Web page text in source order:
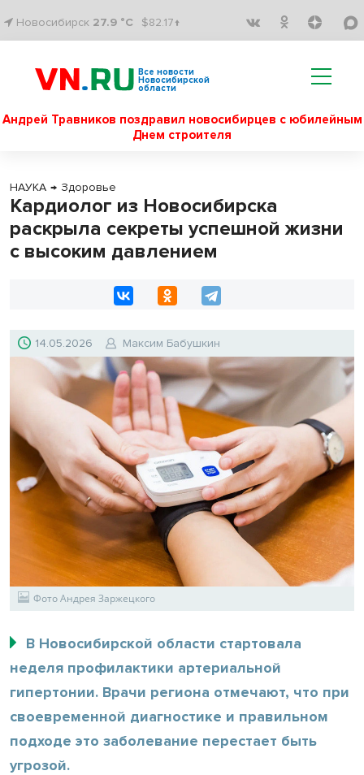
Новосибирск 27.9 °C $82.17↑
Все новости
Новосибирской
области
Андрей Травников поздравил новосибирцев с юбилейным
Днем строителя
НАУКА → Здоровье
Кардиолог из Новосибирска
раскрыла секреты успешной жизни
с высоким давлением
14.05.2026 Максим Бабушкин
Фото Андрея Заржецкого
В Новосибирской области стартовала
неделя профилактики артериальной
гипертонии. Врачи региона отмечают, что при
своевременной диагностике и правильном
подходе это заболевание перестает быть
угрозой.